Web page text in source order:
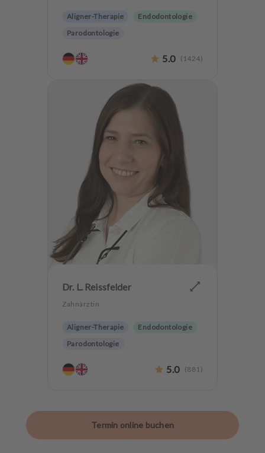
Aligner-Therapie
Endodontologie
Parodontologie
Hochwertiger Zahnersatz
Angstpatienten
5.0 ( 1424)
Dr. L. Reissfelder
Zahnärztin
Aligner-Therapie
Endodontologie
Parodontologie
Hochwertiger Zahnersatz
5.0 (881 )
Termin online buchen